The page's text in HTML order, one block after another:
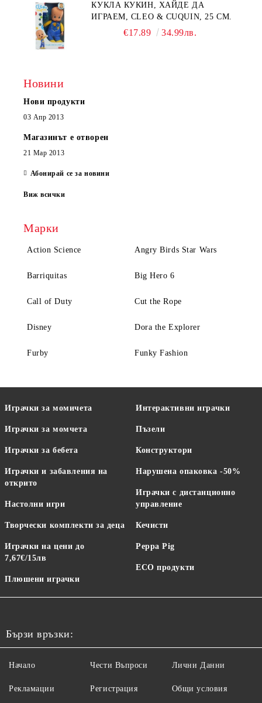
КУКЛА КУКИН, ХАЙДЕ ДА
ИГРАЕМ, CLEO & CUQUIN, 25 СМ.
€17.89 34.99лв.
Новини
Нови продукти
03 Апр 2013
Магазинът е отворен
21 Мар 2013
Абонирай се за новини
Виж всички
Марки
Action Science Angry Birds Star Wars
Barriquitas Big Hero 6
Call of Duty Cut the Rope
Disney Dora the Explorer
Furby Funky Fashion
Играчки за момичета
Играчки за момчета
Играчки за бебета
Играчки и забавления на
открито
Настолни игри
Творчески комплекти за деца
Играчки на цени до
7,67€/15лв
Плюшени играчки
Интерактивни играчки
Пъзели
Конструктори
Нарушена опаковка -50%
Играчки с дистанционно
управление
Кечисти
Peppa Pig
ECO продукти
Бързи връзки:
Начало
Рекламации
Чести Въпроси
Регистрация
Лични Данни
Общи условия